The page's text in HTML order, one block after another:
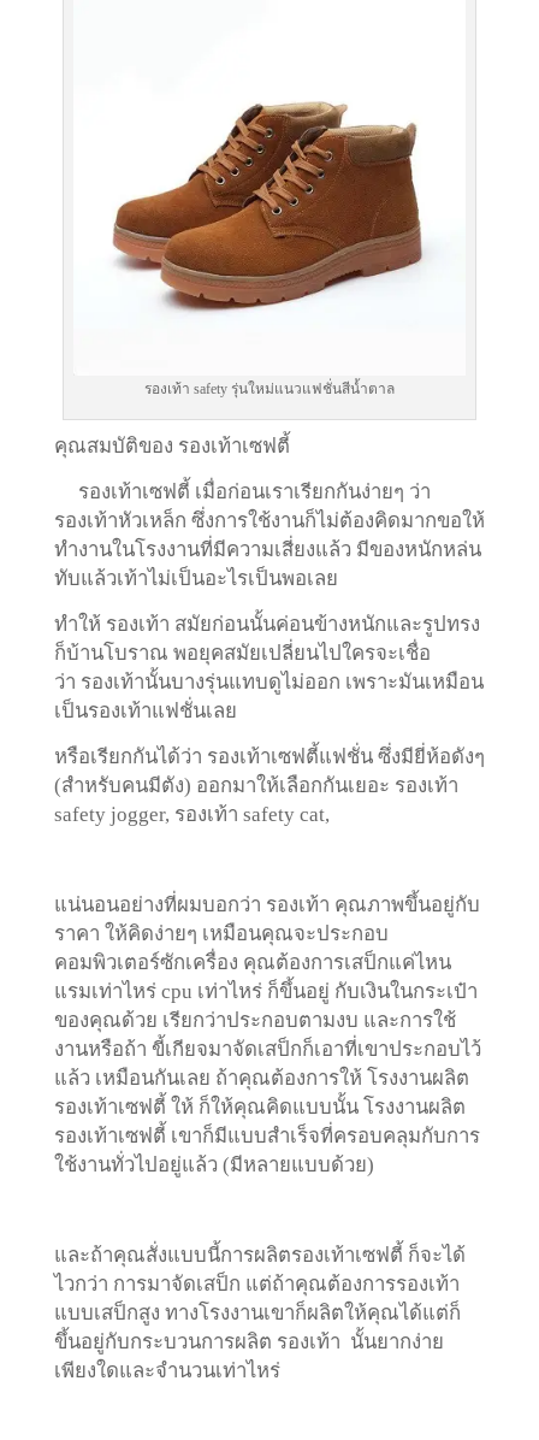
รองเท้า safety รุ่นใหม่แนวแฟชั่นสีน้ำตาล
คุณสมบัติของ รองเท้าเซฟตี้
รองเท้าเซฟตี้ เมื่อก่อนเราเรียกกันง่ายๆ ว่า
รองเท้าหัวเหล็ก ซึ่งการใช้งานก็ไม่ต้องคิดมากขอให้
ทำงานในโรงงานที่มีความเสี่ยงแล้ว มีของหนักหล่น
ทับแล้วเท้าไม่เป็นอะไรเป็นพอเลย
ทำให้ รองเท้า สมัยก่อนนั้นค่อนข้างหนักและรูปทรง
ก็บ้านโบราณ พอยุคสมัยเปลี่ยนไปใครจะเชื่อ
ว่า รองเท้านั้นบางรุ่นแทบดูไม่ออก เพราะมันเหมือน
เป็นรองเท้าแฟชั่นเลย
หรือเรียกกันได้ว่า รองเท้าเซฟตี้แฟชั่น ซึ่งมียี่ห้อดังๆ
(สำหรับคนมีตัง) ออกมาให้เลือกกันเยอะ รองเท้า
safety jogger, รองเท้า safety cat,
แน่นอนอย่างที่ผมบอกว่า รองเท้า คุณภาพขึ้นอยู่กับ
ราคา ให้คิดง่ายๆ เหมือนคุณจะประกอบ
คอมพิวเตอร์ซักเครื่อง คุณต้องการเสป็กแค่ไหน
แรมเท่าไหร่ cpu เท่าไหร่ ก็ขึ้นอยู่ กับเงินในกระเป๋า
ของคุณด้วย เรียกว่าประกอบตามงบ และการใช้
งานหรือถ้า ขี้เกียจมาจัดเสป็กก็เอาที่เขาประกอบไว้
แล้ว เหมือนกันเลย ถ้าคุณต้องการให้ โรงงานผลิต
รองเท้าเซฟตี้ ให้ ก็ให้คุณคิดแบบนั้น โรงงานผลิต
รองเท้าเซฟตี้ เขาก็มีแบบสำเร็จที่ครอบคลุมกับการ
ใช้งานทั่วไปอยู่แล้ว (มีหลายแบบด้วย)
และถ้าคุณสั่งแบบนี้การผลิตรองเท้าเซฟตี้ ก็จะได้
ไวกว่า การมาจัดเสป็ก แต่ถ้าคุณต้องการรองเท้า
แบบเสป็กสูง ทางโรงงานเขาก็ผลิตให้คุณได้แต่ก็
ขึ้นอยู่กับกระบวนการผลิต รองเท้า นั้นยากง่าย
เพียงใดและจำนวนเท่าไหร่